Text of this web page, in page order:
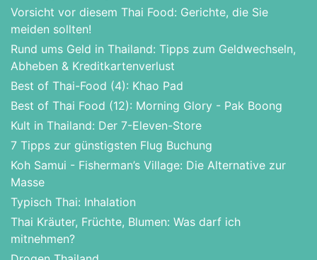
Vorsicht vor diesem Thai Food: Gerichte, die Sie
meiden sollten!
Rund ums Geld in Thailand: Tipps zum Geldwechseln,
Abheben & Kreditkartenverlust
Best of Thai-Food (4): Khao Pad
Best of Thai Food (12): Morning Glory - Pak Boong
Kult in Thailand: Der 7-Eleven-Store
7 Tipps zur günstigsten Flug Buchung
Koh Samui - Fisherman’s Village: Die Alternative zur
Masse
Typisch Thai: Inhalation
Thai Kräuter, Früchte, Blumen: Was darf ich
mitnehmen?